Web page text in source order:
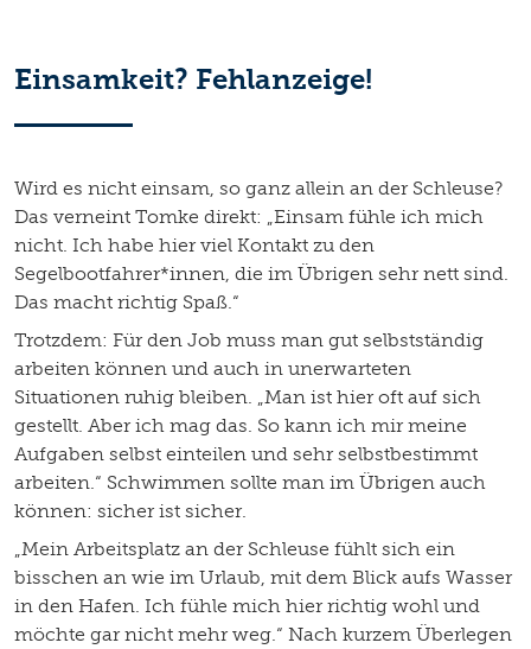
Einsamkeit? Fehlanzeige!
Wird es nicht einsam, so ganz allein an der Schleuse?
Das verneint Tomke direkt: „Einsam fühle ich mich
nicht. Ich habe hier viel Kontakt zu den
Segelbootfahrer*innen, die im Übrigen sehr nett sind.
Das macht richtig Spaß.“
Trotzdem: Für den Job muss man gut selbstständig
arbeiten können und auch in unerwarteten
Situationen ruhig bleiben. „Man ist hier oft auf sich
gestellt. Aber ich mag das. So kann ich mir meine
Aufgaben selbst einteilen und sehr selbstbestimmt
arbeiten.“ Schwimmen sollte man im Übrigen auch
können: sicher ist sicher.
„Mein Arbeitsplatz an der Schleuse fühlt sich ein
bisschen an wie im Urlaub, mit dem Blick aufs Wasser
in den Hafen. Ich fühle mich hier richtig wohl und
möchte gar nicht mehr weg.“ Nach kurzem Überlegen